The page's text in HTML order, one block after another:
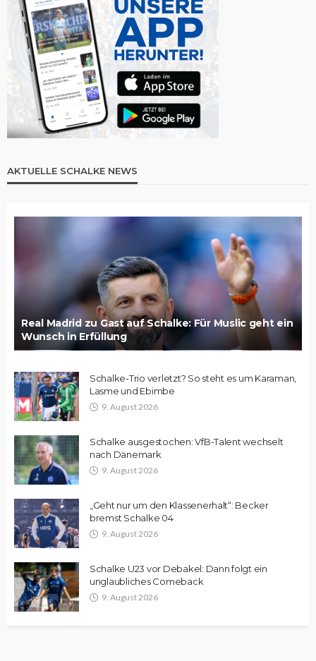
AKTUELLE SCHALKE NEWS
Real Madrid zu Gast auf Schalke: Für Muslic geht ein
Wunsch in Erfüllung
Schalke-Trio verletzt? So steht es um Karaman,
Lasme und Ebimbe
9. August 2026
Schalke ausgestochen: VfB-Talent wechselt
nach Dänemark
9. August 2026
„Geht nur um den Klassenerhalt“: Becker
bremst Schalke 04
9. August 2026
Schalke U23 vor Debakel: Dann folgt ein
unglaubliches Comeback
9. August 2026